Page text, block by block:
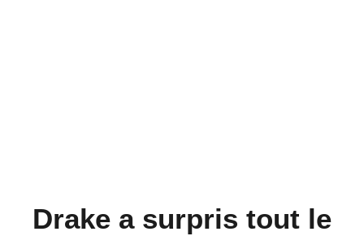
Drake a surpris tout le